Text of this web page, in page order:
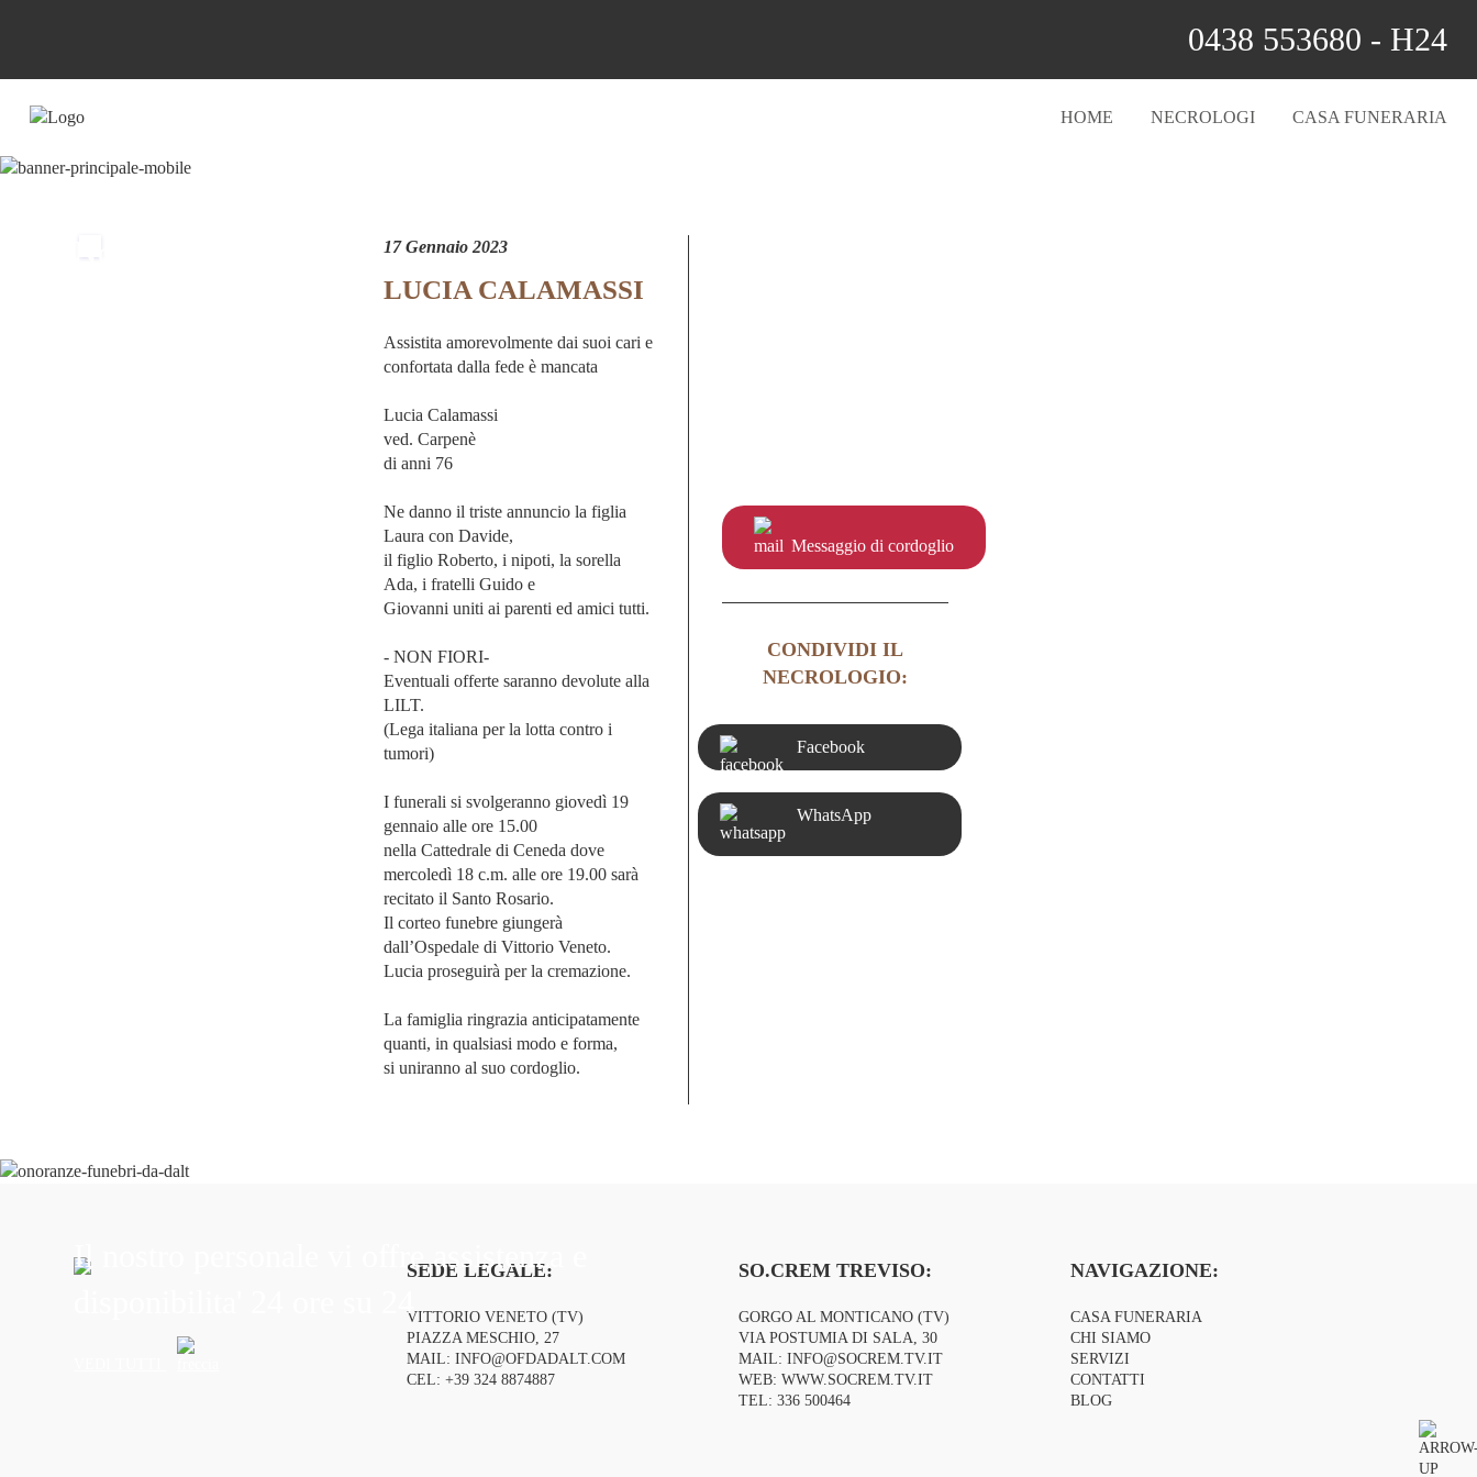
0438 553680 - H24
HOME NECROLOGI CASA FUNERARIA
17 Gennaio 2023
LUCIA CALAMASSI
Assistita amorevolmente dai suoi cari e
confortata dalla fede è mancata
Lucia Calamassi
ved. Carpenè
di anni 76
Ne danno il triste annuncio la figlia
Laura con Davide,
il figlio Roberto, i nipoti, la sorella
Ada, i fratelli Guido e
Giovanni uniti ai parenti ed amici tutti.
- NON FIORI-
Eventuali offerte saranno devolute alla
LILT.
(Lega italiana per la lotta contro i
tumori)
I funerali si svolgeranno giovedì 19
gennaio alle ore 15.00
nella Cattedrale di Ceneda dove
mercoledì 18 c.m. alle ore 19.00 sarà
recitato il Santo Rosario.
Il corteo funebre giungerà
dall’Ospedale di Vittorio Veneto.
Lucia proseguirà per la cremazione.
La famiglia ringrazia anticipatamente
quanti, in qualsiasi modo e forma,
si uniranno al suo cordoglio.
Messaggio di cordoglio
CONDIVIDI IL
NECROLOGIO:
Facebook
WhatsApp
Il nostro personale vi offre assistenza e
disponibilita' 24 ore su 24
SEDE LEGALE:
VITTORIO VENETO (TV)
PIAZZA MESCHIO, 27
MAIL: INFO@OFDADALT.COM
CEL: +39 324 8874887
SO.CREM TREVISO:
GORGO AL MONTICANO (TV)
VIA POSTUMIA DI SALA, 30
MAIL: INFO@SOCREM.TV.IT
WEB: WWW.SOCREM.TV.IT
TEL: 336 500464
NAVIGAZIONE:
CASA FUNERARIA
CHI SIAMO
SERVIZI
CONTATTI
BLOG